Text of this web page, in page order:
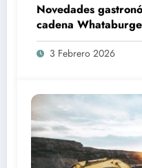
Novedades
cadena
bizcochuelo
3 Febrero 2026